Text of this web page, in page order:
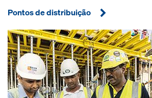
Pontos de distribuição